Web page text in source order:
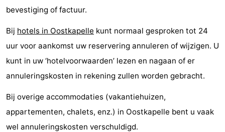
bevestiging of factuur.
Bij hotels in Oostkapelle kunt normaal gesproken tot 24
uur voor aankomst uw reservering annuleren of wijzigen. U
kunt in uw ‘hotelvoorwaarden’ lezen en nagaan of er
annuleringskosten in rekening zullen worden gebracht.
Bij overige accommodaties (vakantiehuizen,
appartementen, chalets, enz.) in Oostkapelle bent u vaak
wel annuleringskosten verschuldigd.